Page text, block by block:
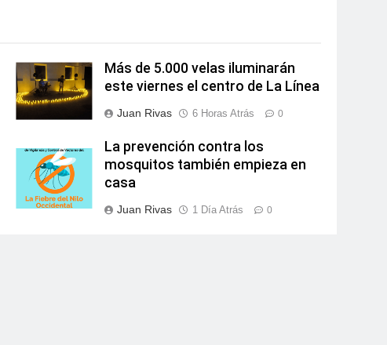
Más de 5.000 velas iluminarán
este viernes el centro de La Línea
Juan Rivas 6 Horas Atrás 0
La prevención contra los
mosquitos también empieza en
casa
Juan Rivas 1 Día Atrás 0